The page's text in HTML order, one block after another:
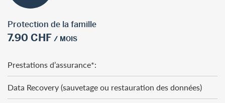
Protection de la famille
7.90 CHF / MOIS
Prestations d’assurance*:
Data Recovery (sauvetage ou restauration des données)